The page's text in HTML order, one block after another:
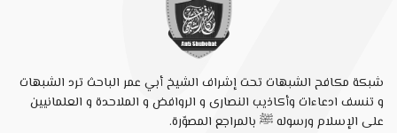
شبكة مكافح الشبهات تحت إشراف الشيخ أبي عمر الباحث ترد الشبهات
و تنسف ادعاءات وأكاذيب النصارى و الروافض و الملاحدة و العلمانيين
على الإسلام ورسوله ﷺ بالمراجع المصوّرة.